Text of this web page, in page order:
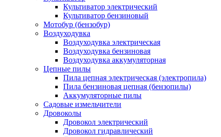
Культиватор электрический
Культиватор бензиновый
Мотобур (бензобур)
Воздуходувка
Воздуходувка электрическая
Воздуходувка бензиновая
Воздуходувка аккумуляторная
Цепные пилы
Пила цепная электрическая (электропила)
Пила бензиновая цепная (бензопилы)
Аккумуляторные пилы
Садовые измельчители
Дровоколы
Дровокол электрический
Дровокол гидравлический